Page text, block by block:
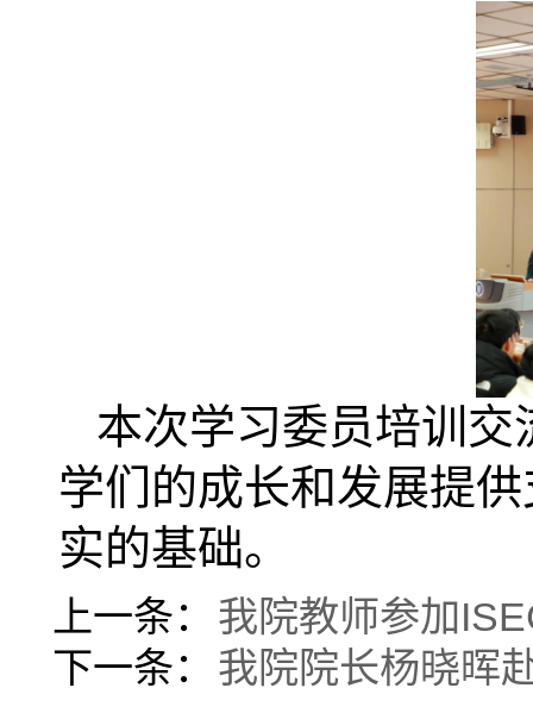
本次学习委员培训
学们的成长和发展提
实的基础。
上一条：
我院教师参加
下一条：
我院院长杨晓晖